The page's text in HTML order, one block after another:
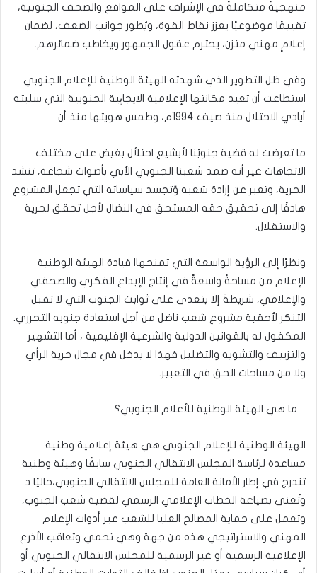
منهجيةً متكاملةً في الإشراف على المواقع والصحف الجنوبية،
تقييمًا موضوعيًا يعزز نقاط القوة، ويُطور جوانب الضعف، لضمان
إعلامٍ مهني متزن، يحترم عقول الجمهور ويخاطب ضمائرهم.
وفي ظل التطوير الذي شهدته الهيئة الوطنية للإعلام الجنوبي
استطاعت أن تعيد مكانتها الإعلامية الايجاپية الجنوبية التي سلبته
أيادي الاحتلال منذ صيف 1994م، وطمس هويتها منذ أن
ما تعرضت له قضية جنوبَنا لأبشيع احتلأل بغيض على مختلف
الاتجاهات غير أنه صمد شعبنا الجنوبي الأبي بأصوات شجاعة، تنشد
الحرية، وتعبر عن إرادة شعبه ؤتجسد سياساته التي تجعل المشروع
هادفًا إلى تحقيق حقه المستحق في النضال لأجل تحقق لحرية
والاستقلال.
ونظرًا إلى الرؤية الواسعة التي تمنحهاا قيادة الهيئة الوطنية
الإعلام من مساحةً واسعةً في إنتاج الإبداع الفكري والصحفي
والإعلامي، شريطةَ إلا يتعدى على ثوابت الجنوب التي لا تقبل
التنكر لأحقية مشروع شعب ناضل من أجل استعادة جنوبه التحرري.
المكفول له بالقوانين الدولية والشرعية الإقليمية ، أما التشهير
والتزييف والتشويه والتضليل فهذا لا يدخل في مجال حرية الرأي
ولا من مساحات الحق في التعبير.
– ما هي الهيئة الوطنية للأعلام الجنوبي؟
الهيئة الوطنية للإعلام الجنوبي هي هيئة إعلامية وطنية
مساعدة لرئاسة المجلس الانتقالي الجنوبي سابقًا وهيئة وطنية
تندرج في إطار الأمانة العامة للمجلس الانتقالي الجنوبي،حاليًا د
وتُعنى بصياغة الخطاب الإعلامي الرسمي لقضية شعب الجنوب،
وتعمل على حماية المصالح العليا للشعب عبر أدوات الإعلام
المهني والاستراتيجي هذه من جهة وهي تحمي وتعاقب الأذرع
الإعلامية الرسمية أو غير الرسمية للمجلس الانتقالي الجنوبي أو